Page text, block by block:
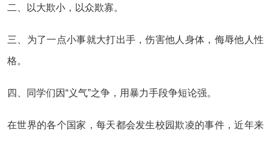
二、以大欺小，以众欺寡。
三、为了一点小事就大打出手，伤害他人身体，侮辱他人性
格。
四、同学们因“义气”之争，用暴力手段争短论强。
在世界的各个国家，每天都会发生校园欺凌的事件，近年来